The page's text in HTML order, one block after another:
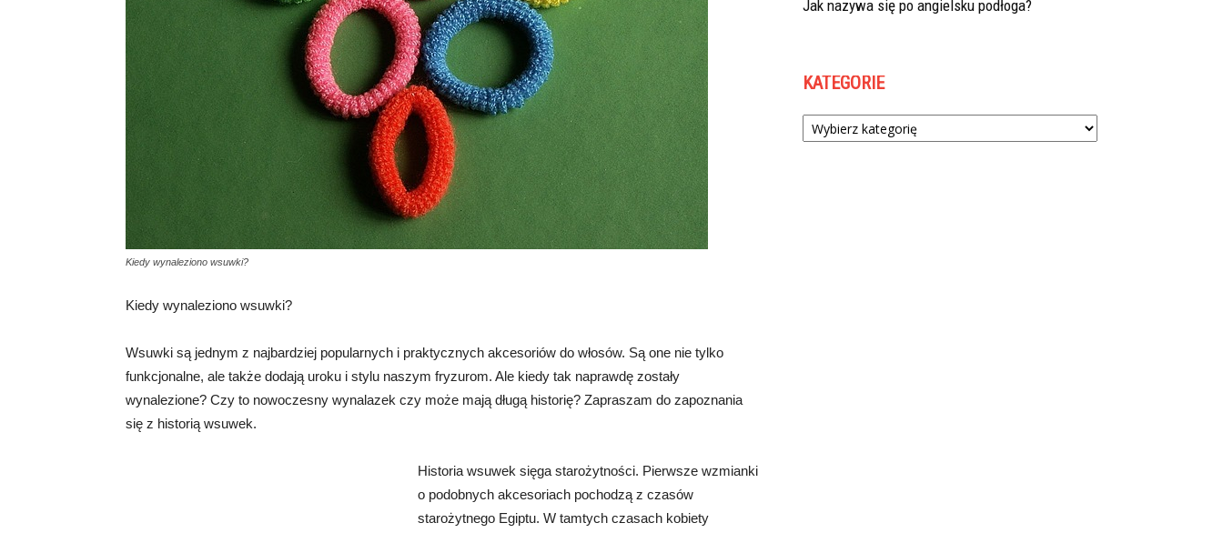
Kiedy wynaleziono wsuwki?
Kiedy wynaleziono wsuwki?
Wsuwki są jednym z najbardziej popularnych i praktycznych akcesoriów do włosów. Są one nie tylko
funkcjonalne, ale także dodają uroku i stylu naszym fryzurom. Ale kiedy tak naprawdę zostały
wynalezione? Czy to nowoczesny wynalazek czy może mają długą historię? Zapraszam do zapoznania
się z historią wsuwek.
Historia wsuwek sięga starożytności. Pierwsze wzmianki
o podobnych akcesoriach pochodzą z czasów
starożytnego Egiptu. W tamtych czasach kobiety
Jak nazywa się po angielsku podłoga?
KATEGORIE
Kategorie